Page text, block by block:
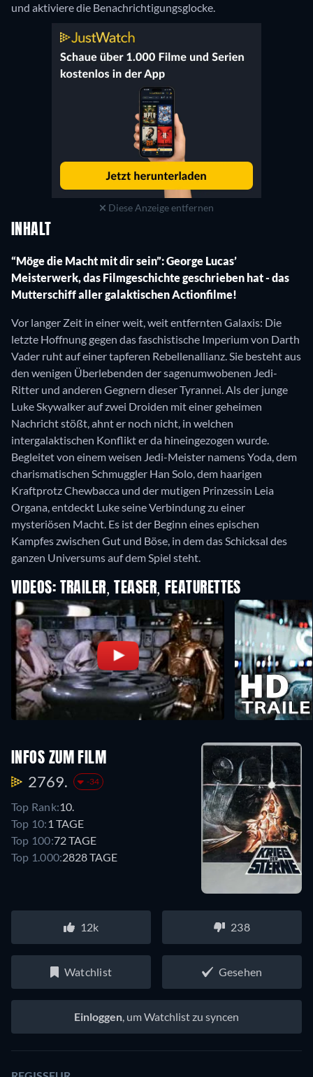
und aktiviere die Benachrichtigungsglocke.
Diese Anzeige entfernen
INHALT
“Möge die Macht mit dir sein”: George Lucas’
Meisterwerk, das Filmgeschichte geschrieben hat - das
Mutterschiff aller galaktischen Actionfilme!
Vor langer Zeit in einer weit, weit entfernten Galaxis: Die
letzte Hoffnung gegen das faschistische Imperium von Darth
Vader ruht auf einer tapferen Rebellenallianz. Sie besteht aus
den wenigen Überlebenden der sagenumwobenen Jedi-
Ritter und anderen Gegnern dieser Tyrannei. Als der junge
Luke Skywalker auf zwei Droiden mit einer geheimen
Nachricht stößt, ahnt er noch nicht, in welchen
intergalaktischen Konflikt er da hineingezogen wurde.
Begleitet von einem weisen Jedi-Meister namens Yoda, dem
charismatischen Schmuggler Han Solo, dem haarigen
Kraftprotz Chewbacca und der mutigen Prinzessin Leia
Organa, entdeckt Luke seine Verbindung zu einer
mysteriösen Macht. Es ist der Beginn eines epischen
Kampfes zwischen Gut und Böse, in dem das Schicksal des
ganzen Universums auf dem Spiel steht.
VIDEOS: TRAILER, TEASER, FEATURETTES
INFOS ZUM FILM
2769. -34
Top Rank:10.
Top 10: 1 TAGE
Top 100:72 TAGE
Top 1.000:2828 TAGE
12k 238
Watchlist Gesehen
Einloggen , um Watchlist zu syncen